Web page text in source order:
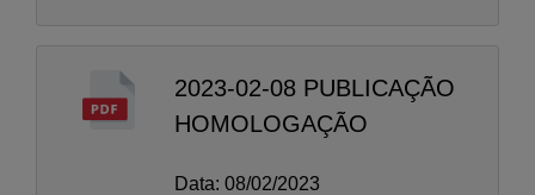
2023-02-08 PUBLICAÇÃO
HOMOLOGAÇÃO
Data: 08/02/2023